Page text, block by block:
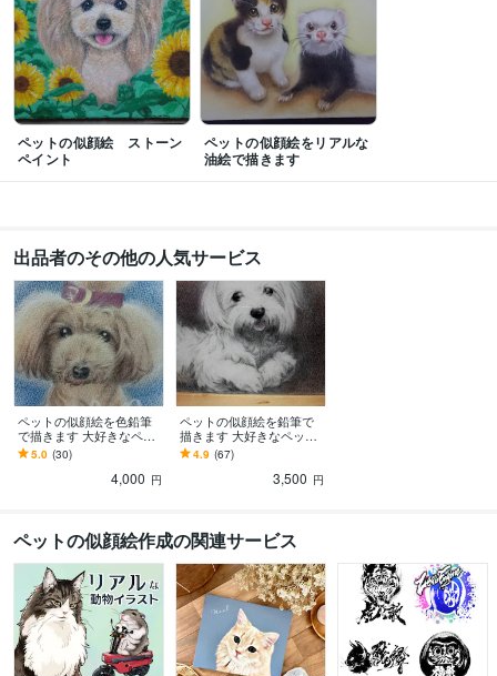
ペットの似顔絵 ストーン
ペイント
ペットの似顔絵をリアルな
油絵で描きます
出品者のその他の人気サービス
ペットの似顔絵を色鉛筆
で描きます 大好きなペッ
トとの思い出を色鉛筆画
にしてみませんか？
5.0 (30)
4,000 円
ペットの似顔絵を鉛筆で
描きます 大好きなペット
との思い出を鉛筆画にし
てみませんか？
4.9 (67)
3,500 円
ペットの似顔絵作成の関連サービス